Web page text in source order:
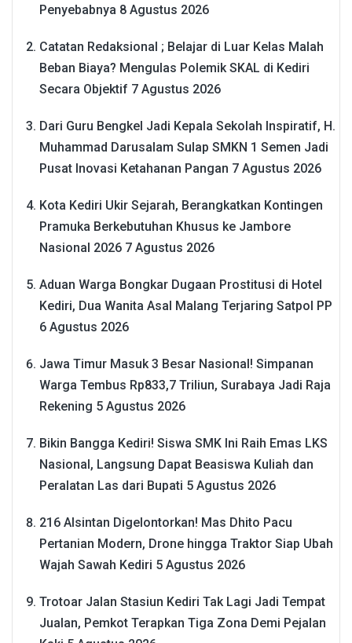
Penyebabnya 8 Agustus 2026
Catatan Redaksional ; Belajar di Luar Kelas Malah
Beban Biaya? Mengulas Polemik SKAL di Kediri
Secara Objektif 7 Agustus 2026
Dari Guru Bengkel Jadi Kepala Sekolah Inspiratif, H.
Muhammad Darusalam Sulap SMKN 1 Semen Jadi
Pusat Inovasi Ketahanan Pangan 7 Agustus 2026
Kota Kediri Ukir Sejarah, Berangkatkan Kontingen
Pramuka Berkebutuhan Khusus ke Jambore
Nasional 2026 7 Agustus 2026
Aduan Warga Bongkar Dugaan Prostitusi di Hotel
Kediri, Dua Wanita Asal Malang Terjaring Satpol PP
6 Agustus 2026
Jawa Timur Masuk 3 Besar Nasional! Simpanan
Warga Tembus Rp833,7 Triliun, Surabaya Jadi Raja
Rekening 5 Agustus 2026
Bikin Bangga Kediri! Siswa SMK Ini Raih Emas LKS
Nasional, Langsung Dapat Beasiswa Kuliah dan
Peralatan Las dari Bupati 5 Agustus 2026
216 Alsintan Digelontorkan! Mas Dhito Pacu
Pertanian Modern, Drone hingga Traktor Siap Ubah
Wajah Sawah Kediri 5 Agustus 2026
Trotoar Jalan Stasiun Kediri Tak Lagi Jadi Tempat
Jualan, Pemkot Terapkan Tiga Zona Demi Pejalan